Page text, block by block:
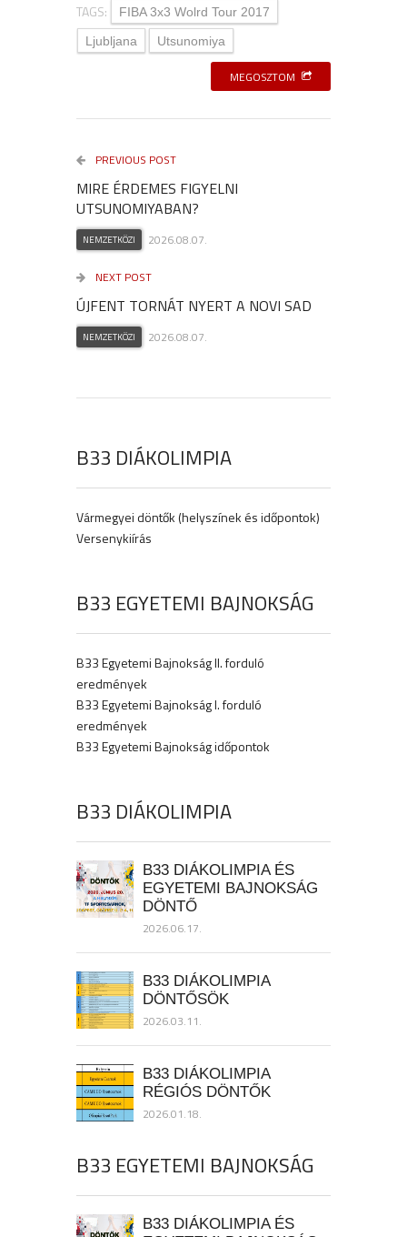
TAGS:
FIBA 3x3 Wolrd Tour 2017
Ljubljana
Utsunomiya
MEGOSZTOM
PREVIOUS POST
MIRE ÉRDEMES FIGYELNI
UTSUNOMIYABAN?
NEMZETKÖZI 2026.08.07.
NEXT POST
ÚJFENT TORNÁT NYERT A NOVI SAD
NEMZETKÖZI 2026.08.07.
B33 DIÁKOLIMPIA
Vármegyei döntők (helyszínek és időpontok)
Versenykiírás
B33 EGYETEMI BAJNOKSÁG
B33 Egyetemi Bajnokság II. forduló
eredmények
B33 Egyetemi Bajnokság I. forduló
eredmények
B33 Egyetemi Bajnokság időpontok
B33 DIÁKOLIMPIA
B33 DIÁKOLIMPIA ÉS
EGYETEMI BAJNOKSÁG
DÖNTŐ
2026.06.17.
B33 DIÁKOLIMPIA
DÖNTŐSÖK
2026.03.11.
B33 DIÁKOLIMPIA
RÉGIÓS DÖNTŐK
2026.01.18.
B33 EGYETEMI BAJNOKSÁG
B33 DIÁKOLIMPIA ÉS